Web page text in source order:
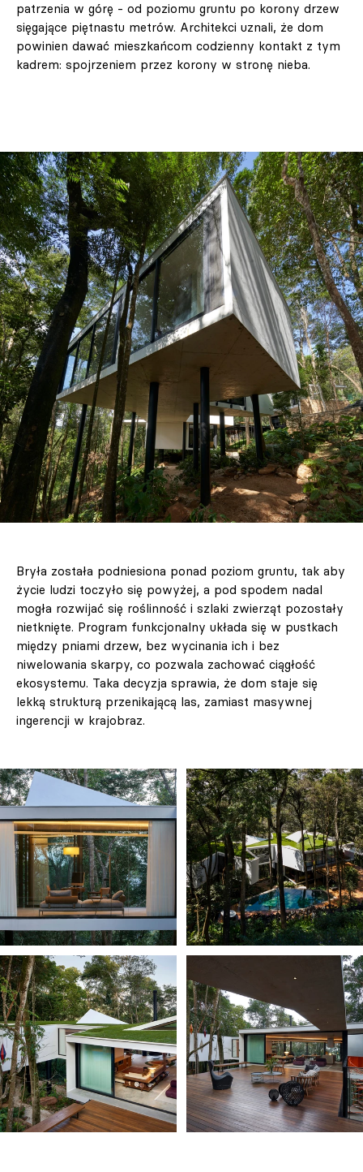
patrzenia w górę - od poziomu gruntu po korony drzew
sięgające piętnastu metrów. Architekci uznali, że dom
powinien dawać mieszkańcom codzienny kontakt z tym
kadrem: spojrzeniem przez korony w stronę nieba.
Bryła została podniesiona ponad poziom gruntu, tak aby
życie ludzi toczyło się powyżej, a pod spodem nadal
mogła rozwijać się roślinność i szlaki zwierząt pozostały
nietknięte. Program funkcjonalny układa się w pustkach
między pniami drzew, bez wycinania ich i bez
niwelowania skarpy, co pozwala zachować ciągłość
ekosystemu. Taka decyzja sprawia, że dom staje się
lekką strukturą przenikającą las, zamiast masywnej
ingerencji w krajobraz.